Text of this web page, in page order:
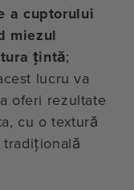
a cuptorului
miezul
țintă;
lucru va
oferi rezultate
cu o textură